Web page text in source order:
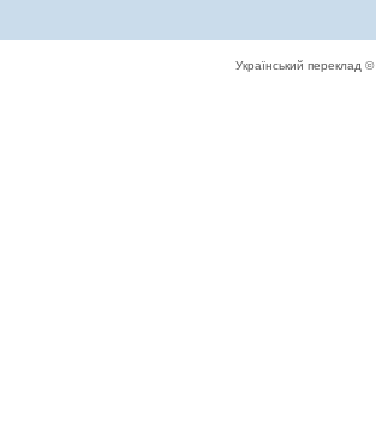
Український переклад